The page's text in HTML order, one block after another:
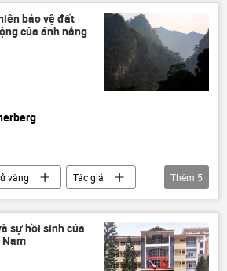
bảo vệ đất
của ánh nắng
vàng
Tác giả
Nam
môi trường
Nga
Thêm 5
sự hồi sinh của